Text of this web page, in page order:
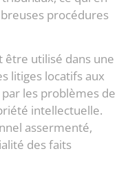
procédures
être utilisé dans une
litiges locatifs aux
les problèmes de
intellectuelle.
assermenté,
des faits